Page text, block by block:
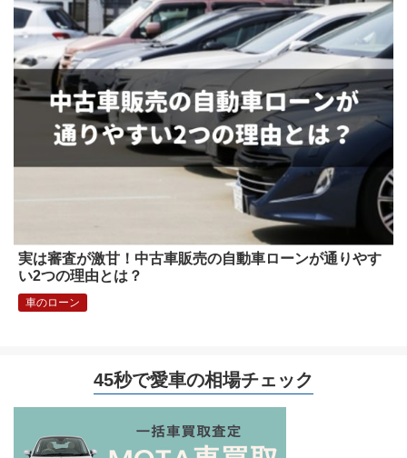
実は審査が激甘！中古車販売の自動車ローンが通りやす
い2つの理由とは？
車のローン
45秒で愛車の相場チェック